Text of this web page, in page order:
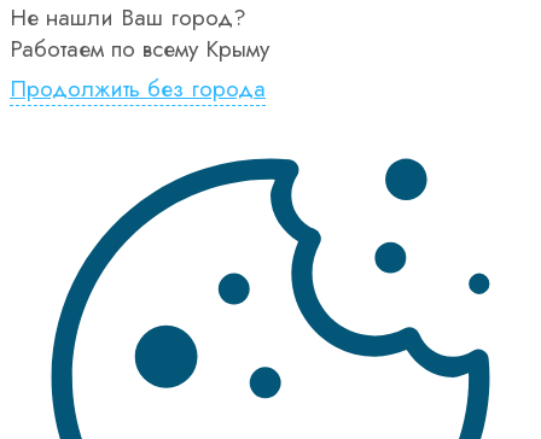
Не нашли Ваш город?
Работаем по всему Крыму
Продолжить без города